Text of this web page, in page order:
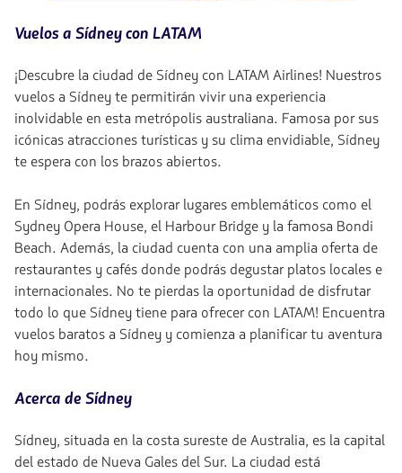
Vuelos a Sídney con LATAM
¡Descubre la ciudad de Sídney con LATAM Airlines! Nuestros
vuelos a Sídney te permitirán vivir una experiencia
inolvidable en esta metrópolis australiana. Famosa por sus
icónicas atracciones turísticas y su clima envidiable, Sídney
te espera con los brazos abiertos.
En Sídney, podrás explorar lugares emblemáticos como el
Sydney Opera House, el Harbour Bridge y la famosa Bondi
Beach. Además, la ciudad cuenta con una amplia oferta de
restaurantes y cafés donde podrás degustar platos locales e
internacionales. No te pierdas la oportunidad de disfrutar
todo lo que Sídney tiene para ofrecer con LATAM! Encuentra
vuelos baratos a Sídney y comienza a planificar tu aventura
hoy mismo.
Acerca de Sídney
Sídney, situada en la costa sureste de Australia, es la capital
del estado de Nueva Gales del Sur. La ciudad está